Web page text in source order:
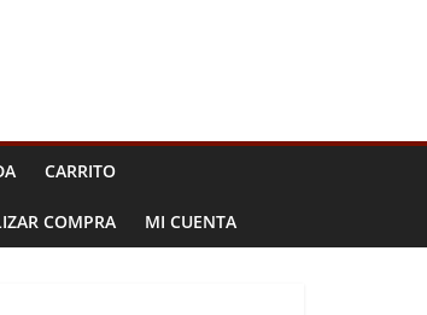
CARRITO
COMPRA MI CUENTA